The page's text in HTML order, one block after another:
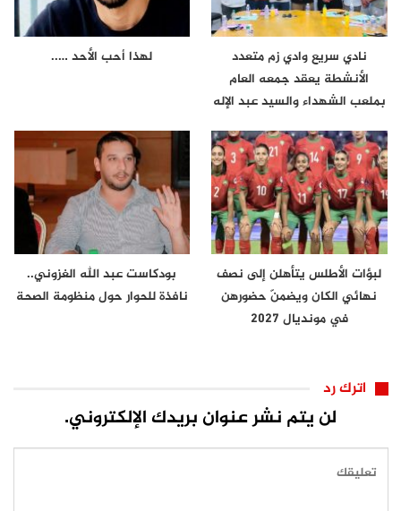
نادي سريع وادي زم متعدد
الأنشطة يعقد جمعه العام
بملعب الشهداء والسيد عبد الإله
لهذا أحب الأحد …..
لبؤات الأطلس يتأهلن إلى نصف
نهائي الكان ويضمنّ حضورهن
في مونديال 2027
بودكاست عبد الله الغزوني..
نافذة للحوار حول منظومة الصحة
اترك رد
لن يتم نشر عنوان بريدك الإلكتروني.